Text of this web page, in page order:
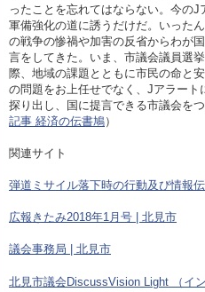
ったことを忘れてはならない。今のJ
軍備強化の道に誘うだけだ。いった
の戦争の惨禍や加害の反省からわが
言をしてきた。いま、市議会議員選
際、地域の課題とともに市民の命と
の問題をお上任せでなく、Jアラー
探り出し、国に提言できる市議会を
記事 経済の伝書鳩）
関連サイト
弾道ミサイル落下時の行動及び情報
広報きたみ2018年1月号 | 北見市
議会事務局 | 北見市
北見市議会DiscussVision Light （イ